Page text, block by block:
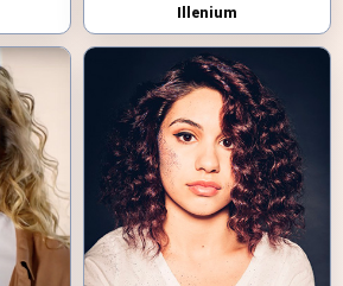
Illenium